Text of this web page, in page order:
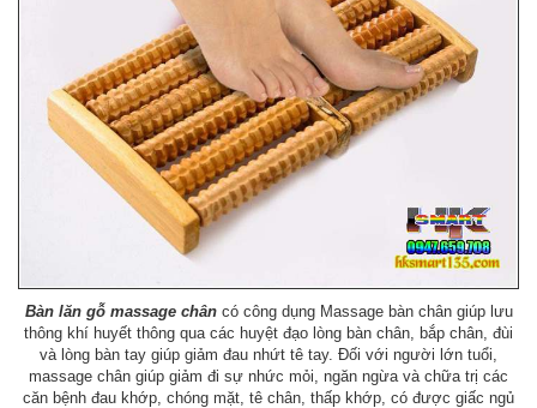
Bàn lăn gỗ massage châncó công dụng Massage bàn chân giúp lưu
thông khí huyết thông qua các huyệt đạo lòng bàn chân, bắp chân, đùi
và lòng bàn tay giúp giảm đau nhứt tê tay. Đối với người lớn tuổi,
massage chân giúp giảm đi sự nhức mỏi, ngăn ngừa và chữa trị các
căn bệnh đau khớp, chóng mặt, tê chân, thấp khớp, có được giấc ngủ